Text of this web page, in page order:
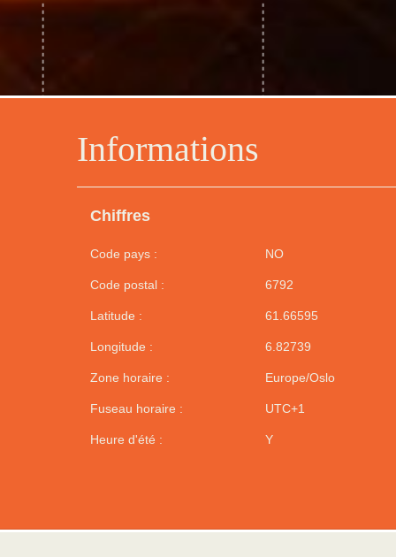
Informations
Chiffres
Code pays : NO
Code postal : 6792
Latitude : 61.66595
Longitude : 6.82739
Zone horaire : Europe/Oslo
Fuseau horaire : UTC+1
Heure d'été : Y